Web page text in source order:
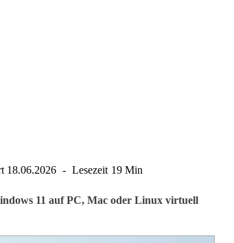
18.06.2026 Lesezeit 19 Min
11 auf PC, Mac oder Linux virtuell